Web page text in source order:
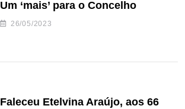
Um ‘mais’ para o Concelho
26/05/2023
Faleceu Etelvina Araújo, aos 66